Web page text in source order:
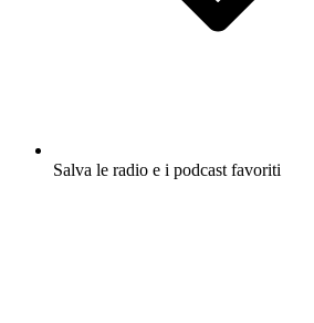
Salva le radio e i podcast favoriti